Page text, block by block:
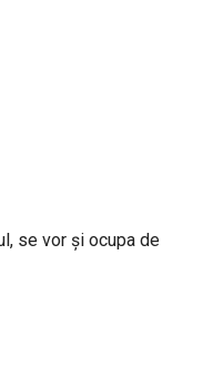
se vor și ocupa de